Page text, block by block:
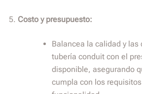
Costo y presupuesto:
Balancea la calidad y
tubería conduit con el
disponible, asegurando
cumpla con los